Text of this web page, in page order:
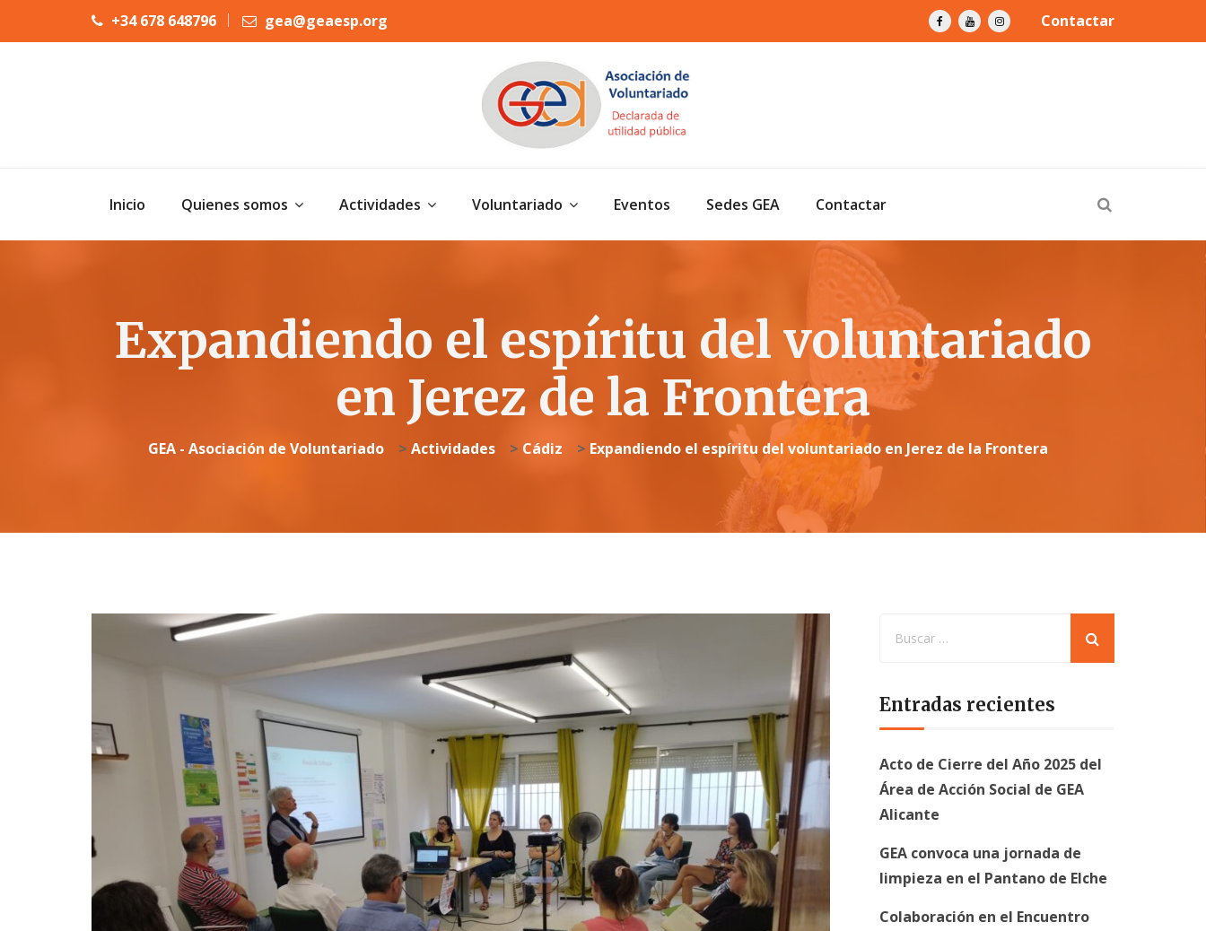
+34 678 648796 gea@geaesp.org Contactar
Inicio Quienes somos Actividades Voluntariado Eventos Sedes GEA Contactar
Expandiendo el espíritu del voluntariado
en Jerez de la Frontera
GEA - Asociación de Voluntariado > Actividades > Cádiz > Expandiendo el espíritu del voluntariado en Jerez de la Frontera
Entradas recientes
Acto de Cierre del Año 2025 del
Área de Acción Social de GEA
Alicante
GEA convoca una jornada de
limpieza en el Pantano de Elche
Colaboración en el Encuentro